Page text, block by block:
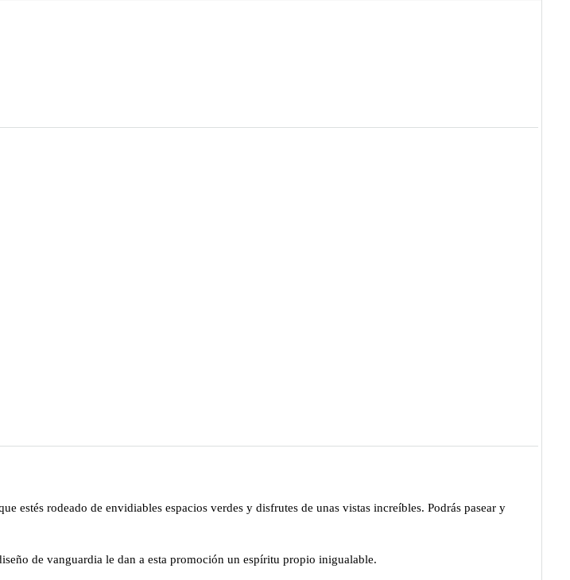
estés rodeado de envidiables espacios verdes y disfrutes de unas vistas increíbles. Podrás pasear y
de vanguardia le dan a esta promoción un espíritu propio inigualable.